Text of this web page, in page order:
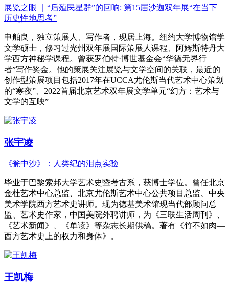
展览之眼 ｜“后殖民星群”的回响: 第15届沙迦双年展“在当下
历史性地思考”
申舶良，独立策展人、写作者，现居上海。纽约大学博物馆学
文学硕士，修习过光州双年展国际策展人课程、阿姆斯特丹大
学西方神秘学课程。曾获罗伯特·博世基金会“华德无界行
者”写作奖金。他的策展关注展览与文学空间的关联，最近的
创作型策展项目包括2017年在UCCA尤伦斯当代艺术中心策划
的“寒夜”、2022首届北京艺术双年展文学单元“幻方：艺术与
文学的互映”
张宇凌
《瓮中沙》：人类纪的泪点实验
毕业于巴黎索邦大学艺术史暨考古系，获博士学位。曾任北京
金杜艺术中心总监、北京尤伦斯艺术中心公共项目总监、中央
美术学院西方艺术史讲师。现为德基美术馆现当代部顾问总
监、艺术史作家，中国美院外聘讲师，为《三联生活周刊》、
《艺术新闻》、《单读》等杂志长期供稿。著有《竹不如肉—
西方艺术史上的权力和身体》。
王凯梅